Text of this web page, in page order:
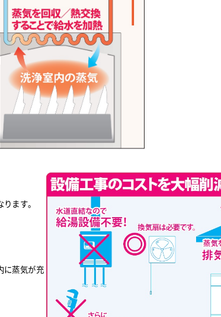
ます。
に蒸気が充